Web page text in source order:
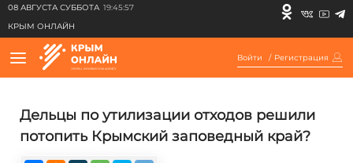
08 АВГУСТА СУББОТА 19:45:57
КРЫМ ОНЛАЙН
Войти / Регистрация
Дельцы по утилизации отходов решили
потопить Крымский заповедный край?